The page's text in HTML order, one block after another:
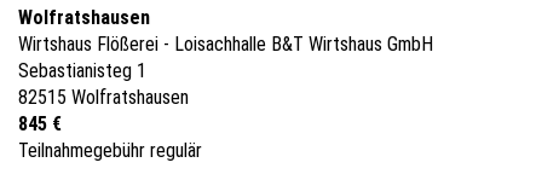
Wolfratshausen
Wirtshaus Flößerei - Loisachhalle B&T Wirtshaus GmbH
Sebastianisteg 1
82515 Wolfratshausen
845 €
Teilnahmegebühr regulär